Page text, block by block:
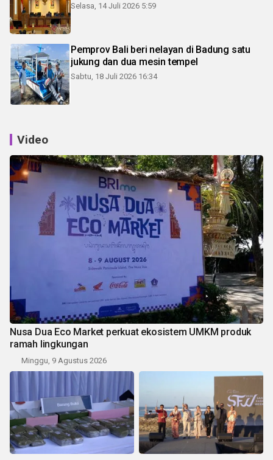
Selasa, 14 Juli 2026 5:59
Pemprov Bali beri nelayan di Badung satu
jukung dan dua mesin tempel
Sabtu, 18 Juli 2026 16:34
Video
Nusa Dua Eco Market perkuat ekosistem UMKM produk
ramah lingkungan
Minggu, 9 Agustus 2026